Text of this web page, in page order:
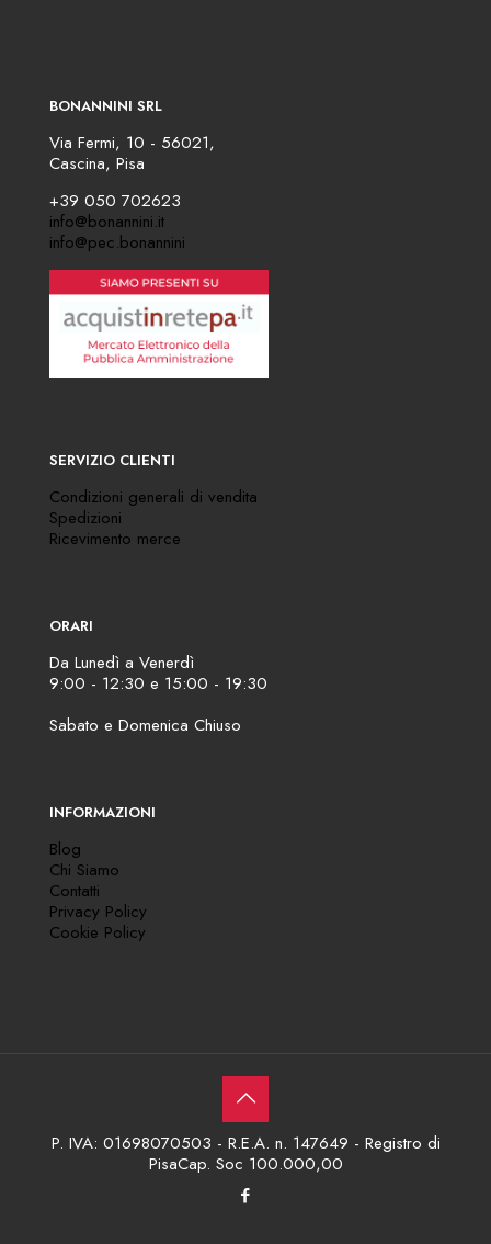
BONANNINI SRL
Via Fermi, 10 - 56021,
Cascina, Pisa
+39 050 702623
info@bonannini.it
info@pec.bonannini
SERVIZIO CLIENTI
Condizioni generali di vendita
Spedizioni
Ricevimento merce
ORARI
Da Lunedì a Venerdì
9:00 - 12:30 e 15:00 - 19:30
Sabato e Domenica Chiuso
INFORMAZIONI
Blog
Chi Siamo
Contatti
Privacy Policy
Cookie Policy
P. IVA: 01698070503 - R.E.A. n. 147649 - Registro di
PisaCap. Soc 100.000,00